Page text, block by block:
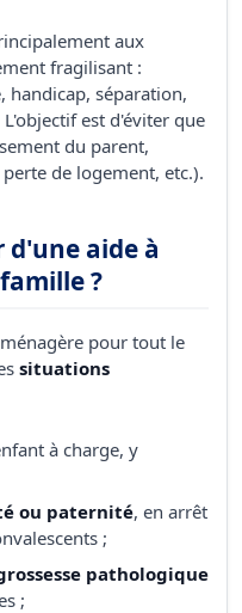
aux
fragilisant :
handicap, séparation,
est d'éviter que
du parent,
de logement, etc.).
aide à
?
pour tout le
situations
à charge, y
ou paternité, en arrêt
;
pathologique
;